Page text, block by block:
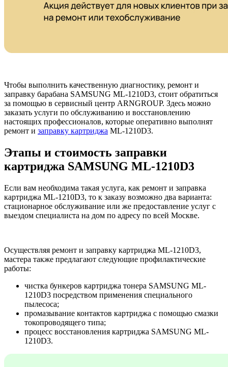
Чтобы выполнить качественную диагностику, ремонт и
заправку барабана SAMSUNG ML-1210D3, стоит обратиться
за помощью в сервисный центр ARNGROUP. Здесь можно
заказать услуги по обслуживанию и восстановлению
настоящих профессионалов, которые оперативно выполнят
ремонт и заправку картриджа ML-1210D3.
Этапы и стоимость заправки
картриджа SAMSUNG ML-1210D3
Если вам необходима такая услуга, как ремонт и заправка
картриджа ML-1210D3, то к заказу возможно два варианта:
стационарное обслуживание или же предоставление услуг с
выездом специалиста на дом по адресу по всей Москве.
Осуществляя ремонт и заправку картриджа ML-1210D3,
мастера также предлагают следующие профилактические
работы:
чистка бункеров картриджа тонера SAMSUNG ML-
1210D3 посредством применения специального
пылесоса;
промазывание контактов картриджа с помощью смазки
токопроводящего типа;
процесс восстановления картриджа SAMSUNG ML-
1210D3.